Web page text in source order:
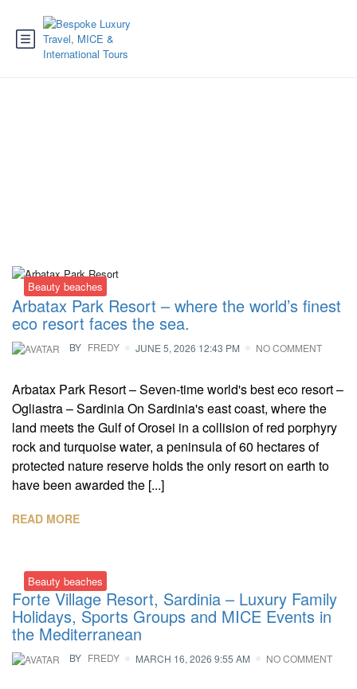
Beauty beaches
Arbatax Park Resort – where the world’s finest
eco resort faces the sea.
BY FREDY JUNE 5, 2026 12:43 PM NO COMMENT
Arbatax Park Resort – Seven-time world's best eco resort –
Ogliastra – Sardinia On Sardinia's east coast, where the
land meets the Gulf of Orosei in a collision of red porphyry
rock and turquoise water, a peninsula of 60 hectares of
protected nature reserve holds the only resort on earth to
have been awarded the [...]
READ MORE
Beauty beaches
Forte Village Resort, Sardinia – Luxury Family
Holidays, Sports Groups and MICE Events in
the Mediterranean
BY FREDY MARCH 16, 2026 9:55 AM NO COMMENT